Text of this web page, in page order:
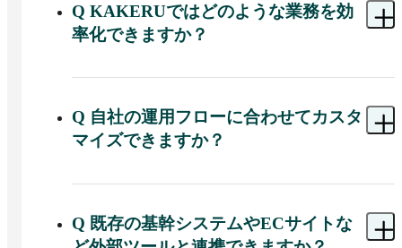
Q KAKERUではどのような業務を効
率化できますか？
A KAKERUでは、LINE公式アカウントを拡張す
管理」「販促・特典管理」「セグメント配信」
「リッチメニュー連動」「決済」「外部システム
連携」などを一元的に効率化できます。
デジタル会員証・来店履歴管理・イベント予約・
ケート集計・クレジット決済・基幹システム連携
などを組み合わせて自社のLINE業務フローを構築
Q 自社の運用フローに合わせてカスタ
マイズできますか？
A KAKERUでは、自社の運用フローを変えずに業
ベースに機能追加を行う「セミオーダー型」の提
供形態が用意されています。
Q 既存の基幹システムやECサイトな